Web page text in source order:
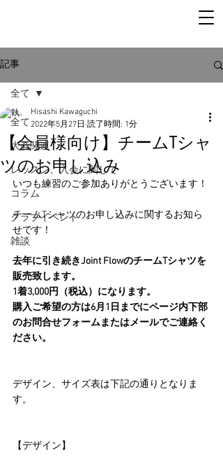
記事
全て
大会関連
レッスン、入会に関して
コラム
クラブイベント
雑談
全て
【会員様向け】チームTシャ
ツのお申し込み
Hisashi Kawaguchi
2022年5月27日 読了時間: 1分
いつも練習のご参加ありがとうございます！
チームTシャツのお申し込みに関するお知ら
せです！
去年に引き続きJoint FlowのチームTシャツを
販売致します。
1着3,000円（税込）になります。
購入ご希望の方は6月1日までにページ内下部
のお問合せフォームまたはメールでご連絡く
ださい。
デザイン、サイズ表は下記の通りとなりま
す。
【デザイン】